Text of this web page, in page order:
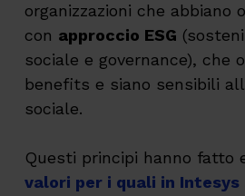
organizzazioni che abbiano
con approccio ESG
sociale e governance), che
benefits e siano sensibili
sociale.
Questi principi hanno fatto
valori per i quali in Intesys